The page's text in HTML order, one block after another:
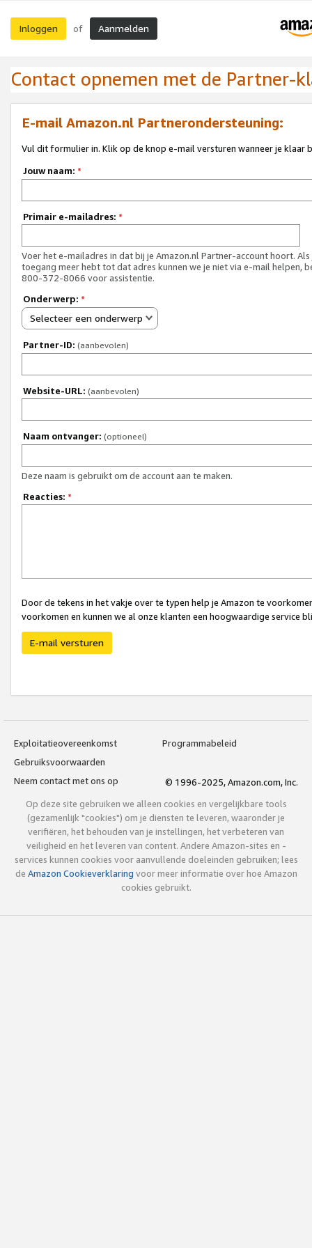
Inloggen of Aanmelden
Contact opnemen met de Partner-
E-mail Amazon.nl Partnerondersteuning:
Vul dit formulier in. Klik op de knop e-mail versturen wanneer je klaar
Jouw naam: *
Primair e-mailadres: *
Voer het e-mailadres in dat bij je Amazon.nl Partner-account hoort. Als
toegang meer hebt tot dat adres kunnen we je niet via e-mail helpen,
800-372-8066 voor assistentie.
Onderwerp: *
Selecteer een onderwerp
Partner-ID: (aanbevolen)
Website-URL: (aanbevolen)
Naam ontvanger: (optioneel)
Deze naam is gebruikt om de account aan te maken.
Reacties: *
Door de tekens in het vakje over te typen help je Amazon te
voorkomen en kunnen we al onze klanten een hoogwaardige service
E-mail versturen
Exploitatieovereenkomst
Programmabeleid
Gebruiksvoorwaarden
Neem contact met ons op
© 1996-2025, Amazon.com, Inc.
Op deze site gebruiken we alleen cookies en vergelijkbare tools
(gezamenlijk "cookies") om je diensten te leveren, waaronder je
verifiëren, het behouden van je instellingen, het verbeteren van
veiligheid en het leveren van content. Andere Amazon-sites en -
services kunnen cookies voor aanvullende doeleinden gebruiken; lees
de Amazon Cookieverklaring voor meer informatie over hoe Amazon
cookies gebruikt.